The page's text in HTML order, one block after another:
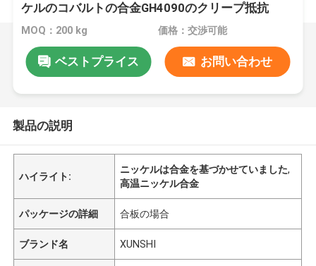
ケルのコバルトの合金GH4090のクリープ抵抗
MOQ：200 kg 価格：交渉可能
ベストプライス お問い合わせ
製品の説明
ハイライト:
ニッケルは合金を基づかせていました,
高温ニッケル合金
パッケージの詳細 合板の場合
ブランド名 XUNSHI